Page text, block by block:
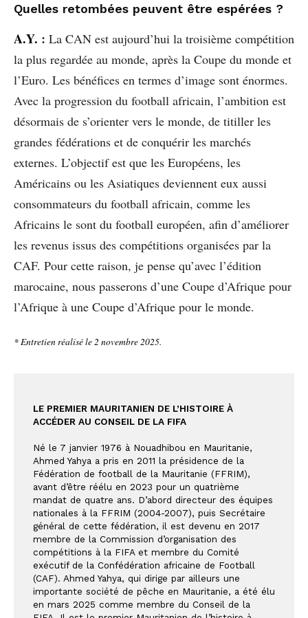
Quelles retombées peuvent être espérées ?
A.Y. : La CAN est aujourd’hui la troisième compétition
la plus regardée au monde, après la Coupe du monde et
l’Euro. Les bénéfices en termes d’image sont énormes.
Avec la progression du football africain, l’ambition est
désormais de s’orienter vers le monde, de titiller les
grandes fédérations et de conquérir les marchés
externes. L’objectif est que les Européens, les
Américains ou les Asiatiques deviennent eux aussi
consommateurs du football africain, comme les
Africains le sont du football européen, afin d’améliorer
les revenus issus des compétitions organisées par la
CAF. Pour cette raison, je pense qu’avec l’édition
marocaine, nous passerons d’une Coupe d’Afrique pour
l’Afrique à une Coupe d’Afrique pour le monde.
* Entretien réalisé le 2 novembre 2025.
LE PREMIER MAURITANIEN DE L’HISTOIRE À
ACCÉDER AU CONSEIL DE LA FIFA
Né le 7 janvier 1976 à Nouadhibou en Mauritanie,
Ahmed Yahya a pris en 2011 la présidence de la
Fédération de football de la Mauritanie (FFRIM),
avant d’être réélu en 2023 pour un quatrième
mandat de quatre ans. D’abord directeur des équipes
nationales à la FFRIM (2004-2007), puis Secrétaire
général de cette fédération, il est devenu en 2017
membre de la Commission d’organisation des
compétitions à la FIFA et membre du Comité
exécutif de la Confédération africaine de Football
(CAF). Ahmed Yahya, qui dirige par ailleurs une
importante société de pêche en Mauritanie, a été élu
en mars 2025 comme membre du Conseil de la